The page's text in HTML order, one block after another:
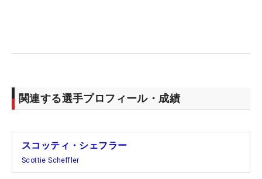
関連する選手プロフィール・成績
スコッティ・シェフラー
Scottie Scheffler